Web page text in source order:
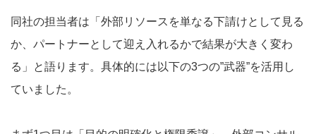
同社の担当者は「外部リソースを単なる下請けとして見る
か、パートナーとして迎え入れるかで結果が大きく変わ
る」と語ります。具体的には以下の3つの”武器”を活用し
ていました。